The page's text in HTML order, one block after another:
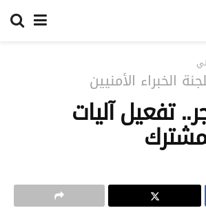
الخبراء الأمنيين
تفعيل آليات